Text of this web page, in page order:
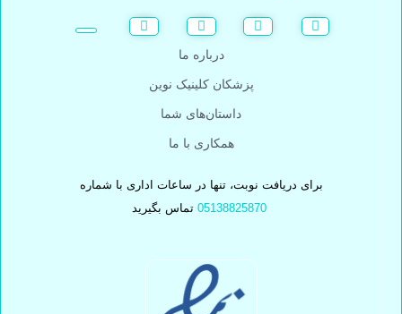
درباره ما
پزشکان کلینیک نوین
داستان‌های شما
همکاری با ما
برای دریافت نوبت، تنها در ساعات اداری با شماره
05138825870 تماس بگیرید